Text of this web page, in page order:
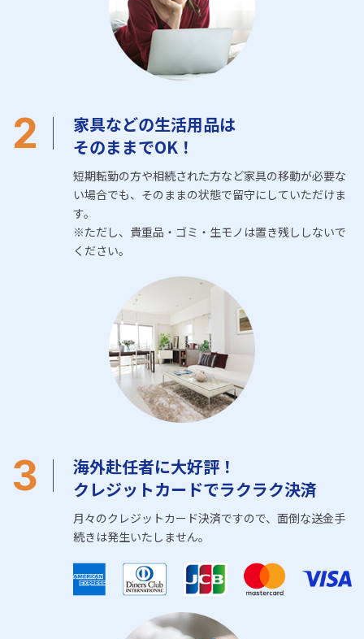
2
家具などの生活用品は
そのままでOK！
短期転勤の方や相続された方など家具の移動が必要な
い場合でも、そのままの状態で留守にしていただけま
す。
※ただし、貴重品・ゴミ・生モノは置き残ししないで
ください。
3
海外赴任者に大好評！
クレジットカードでラクラク決済
月々のクレジットカード決済ですので、面倒な送金手
続きは発生いたしません。